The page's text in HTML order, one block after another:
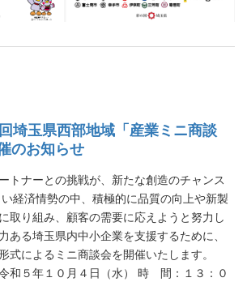
埼玉県西部地域「産業ミニ商談
のお知らせ
トナーとの挑戦が、新たな創造のチャンス
経済情勢の中、積極的に品質の向上や新製
取り組み、顧客の需要に応えようと努力し
ある埼玉県内中小企業を支援するために、
式によるミニ商談会を開催いたします。
和５年１０月４日（水） 時 間：１３：０